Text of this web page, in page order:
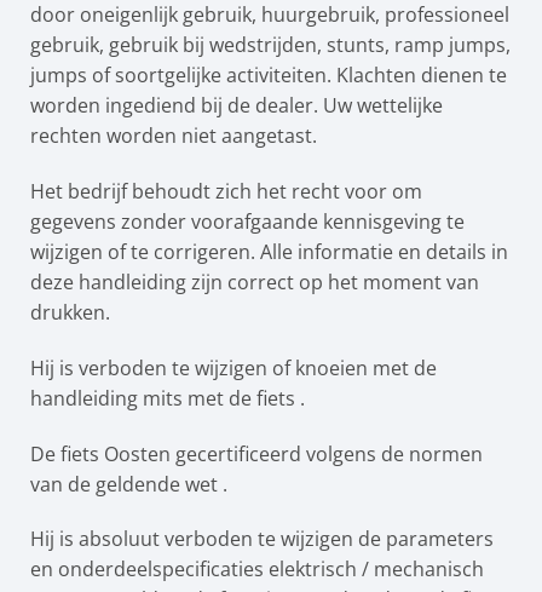
door oneigenlijk gebruik, huurgebruik, professioneel
gebruik, gebruik bij wedstrijden, stunts, ramp jumps,
jumps of soortgelijke activiteiten. Klachten dienen te
worden ingediend bij de dealer. Uw wettelijke
rechten worden niet aangetast.
Het bedrijf behoudt zich het recht voor om
gegevens zonder voorafgaande kennisgeving te
wijzigen of te corrigeren. Alle informatie en details in
deze handleiding zijn correct op het moment van
drukken.
Hij is verboden te wijzigen of knoeien met de
handleiding mits met de fiets .
De fiets Oosten gecertificeerd volgens de normen
van de geldende wet .
Hij is absoluut verboden te wijzigen de parameters
en onderdeelspecificaties elektrisch / mechanisch